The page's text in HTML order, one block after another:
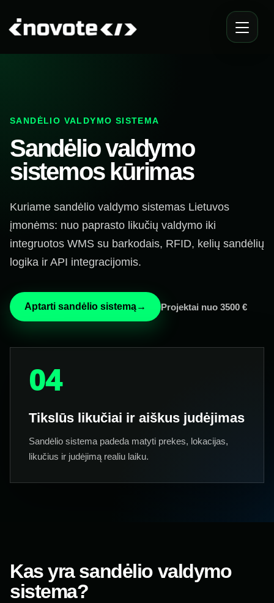
SANDĖLIO VALDYMO SISTEMA
Sandėlio valdymo
sistemos kūrimas
Kuriame sandėlio valdymo sistemas Lietuvos
įmonėms: nuo paprasto likučių valdymo iki
integruotos WMS su barkodais, RFID, kelių sandėlių
logika ir API integracijomis.
Aptarti sandėlio sistemą→ Projektai nuo 3500 €
04
Tikslūs likučiai ir aiškus judėjimas
Sandėlio sistema padeda matyti prekes, lokacijas,
likučius ir judėjimą realiu laiku.
Kas yra sandėlio valdymo
sistema?